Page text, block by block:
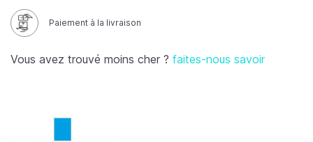
Paiement à la livraison
Vous avez trouvé moins cher ? faites-nous savoir